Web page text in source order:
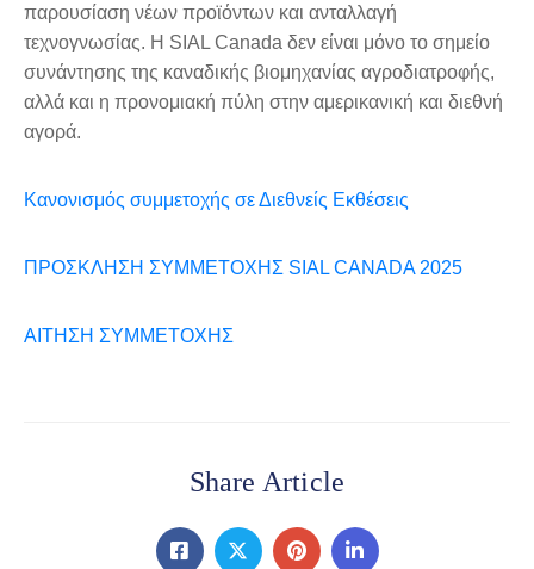
παρουσίαση νέων προϊόντων και ανταλλαγή
τεχνογνωσίας. Η SIAL Canada δεν είναι μόνο το σημείο
συνάντησης της καναδικής βιομηχανίας αγροδιατροφής,
αλλά και η προνομιακή πύλη στην αμερικανική και διεθνή
αγορά.
Κανονισμός συμμετοχής σε Διεθνείς Εκθέσεις
ΠΡΟΣΚΛΗΣΗ ΣΥΜΜΕΤΟΧΗΣ SIAL CANADA 2025
ΑΙΤΗΣΗ ΣΥΜΜΕΤΟΧΗΣ
Share Article